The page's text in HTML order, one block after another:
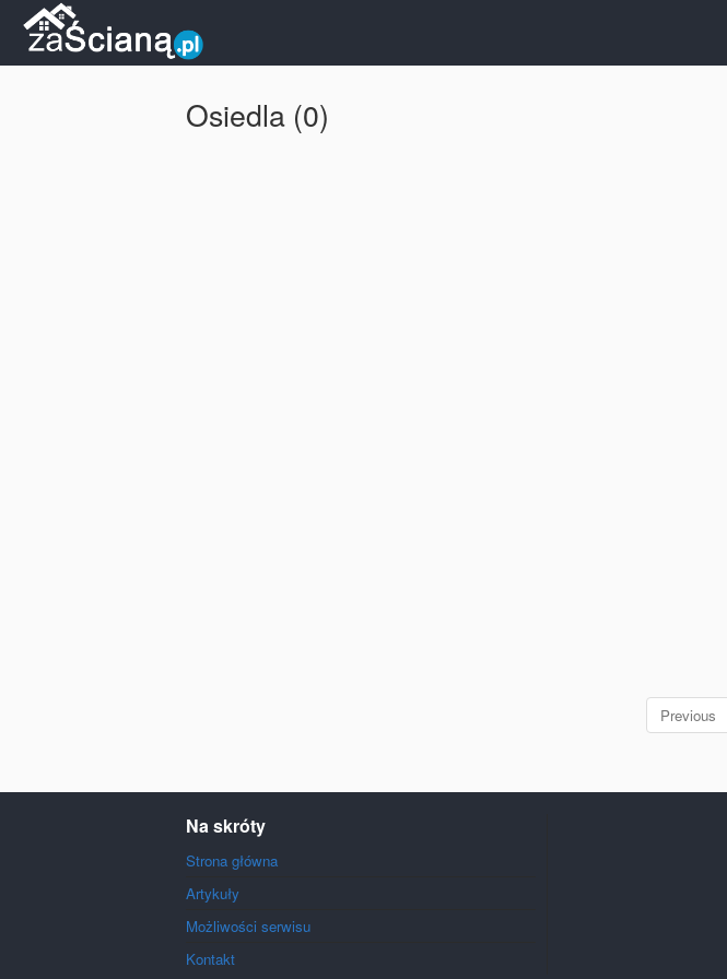
Osiedla (0)
Previous
Na skróty
Strona główna
Artykuły
Możliwości serwisu
Kontakt